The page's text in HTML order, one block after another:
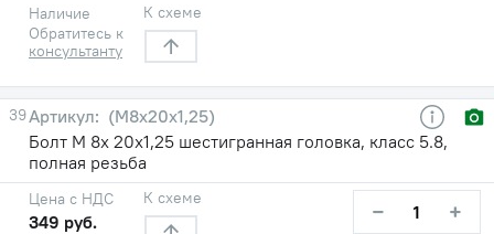
Наличие
Обратитесь к
консультанту
К схеме
39
(М8х20х1,25)
Болт М 8х 20х1,25 шестигранная головка, класс 5.8,
полная резьба
Цена с НДС
349 руб.
К схеме − +